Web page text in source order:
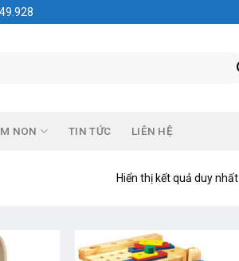
NON TIN TỨC LIÊN HỆ
Hiển thị kết quả duy nhất